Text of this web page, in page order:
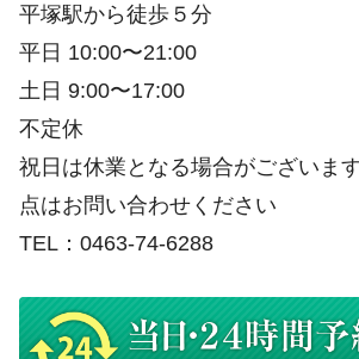
平塚駅から徒歩５分
平日 10:00〜21:00
土日 9:00〜17:00
不定休
祝日は休業となる場合がございま
点はお問い合わせください
TEL：0463-74-6288